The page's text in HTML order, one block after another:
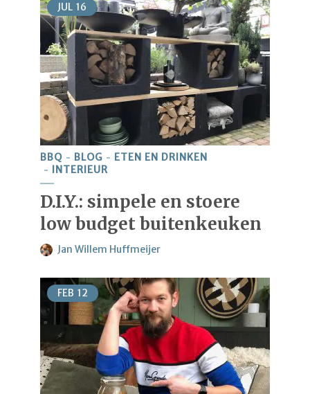
JUL 16
BBQ BLOG
ETEN EN DRINKEN
INTERIEUR
D.I.Y.: simpele en stoere
low budget buitenkeuken
Jan Willem Huffmeijer
FEB 12